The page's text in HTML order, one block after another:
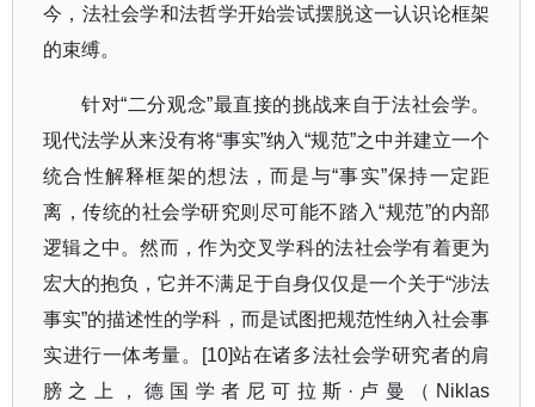
今，法社会学和法哲学开始尝试摆脱这一认识论框架
的束缚。
针对“二分观念”最直接的挑战来自于法社会学。
现代法学从来没有将“事实”纳入“规范”之中并建立一个
统合性解释框架的想法，而是与“事实”保持一定距
离，传统的社会学研究则尽可能不踏入“规范”的内部
逻辑之中。然而，作为交叉学科的法社会学有着更为
宏大的抱负，它并不满足于自身仅仅是一个关于“涉法
事实”的描述性的学科，而是试图把规范性纳入社会事
实进行一体考量。
[10]站在诸多法社会学研究者的肩
膀之上，德国学者尼可拉斯 · 卢曼（ Niklas